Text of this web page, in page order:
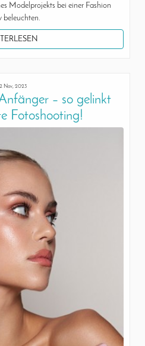
Modelprojekts bei einer Fashion
beleuchten.
Nov, 2023
– so gelinkt
Fotoshooting!